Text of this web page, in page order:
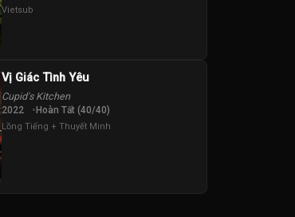
Vietsub
Vị Giác Tình Yêu
Cupid's Kitchen
2022 Hoàn Tất (40/40)
Lồng Tiếng + Thuyết Minh